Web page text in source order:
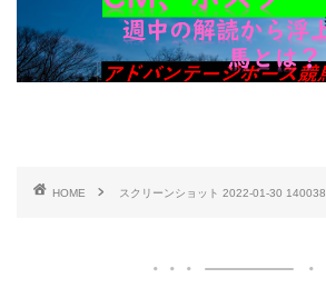
HOME スクリーンショット 2022-01-30 140038